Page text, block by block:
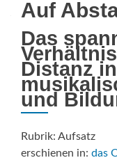
Auf
Das
Distanz
und
Rubrik: Aufsatz
erschienen in: das